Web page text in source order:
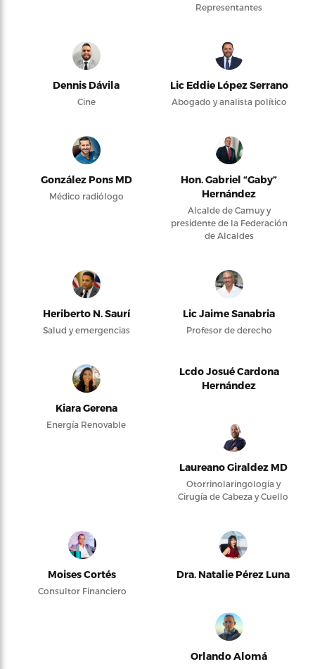
Representantes
Dennis Dávila
Cine
Lic Eddie López Serrano
Abogado y analista político
González Pons MD
Médico radiólogo
Hon. Gabriel “Gaby”
Hernández
Alcalde de Camuy y
presidente de la Federación
de Alcaldes
Heriberto N. Saurí
Salud y emergencias
Lic Jaime Sanabria
Profesor de derecho
Kiara Gerena
Energía Renovable
Lcdo Josué Cardona
Hernández
Laureano Giraldez MD
Otorrinolaringología y
Cirugía de Cabeza y Cuello
Moises Cortés
Consultor Financiero
Dra. Natalie Pérez Luna
Orlando Alomá